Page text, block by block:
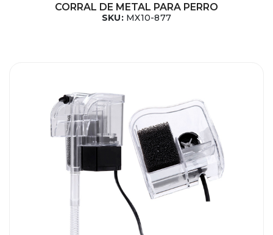
CORRAL DE METAL PARA PERRO
SKU: MX10-877